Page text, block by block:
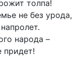
толпа!
не без урода,
народа –
придет!